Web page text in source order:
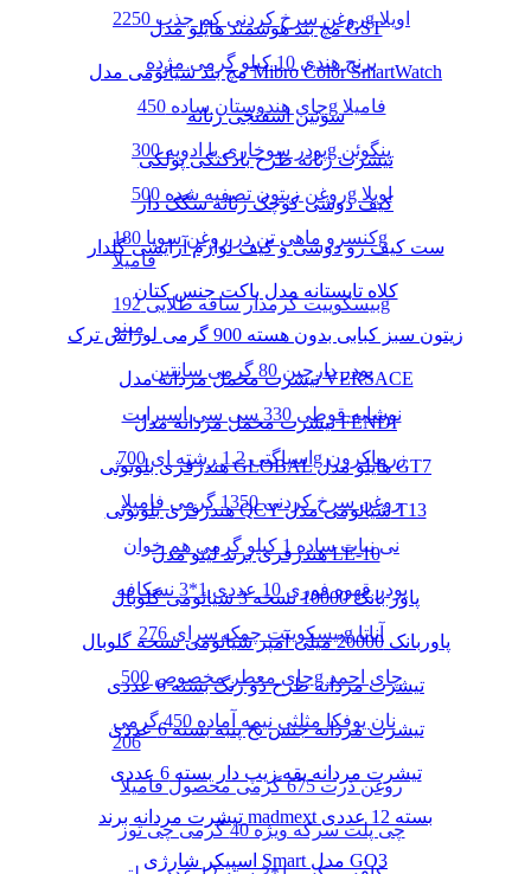
روغن سرخ کردنی کم جذب 2250g اویلا
برنج هندی 10 کیلو گرمی مژده
چای هندوستان ساده 450g فامیلا
پودر سوخاری با ادویه 300g پنگوئن
روغن زیتون تصفیه شده 500g اویلا
کنسرو ماهی تن در روغن سویا 180g
فامیلا
بیسکوییت کرمدار ساقه طلایی 192g
مینو
پودر دارچین 80 گرمی سانتین
نوشابه قوطی 330 سی سی اسپرایت
اسپاگتی 1.2 رشته ای 700g زرماکرون
روغن سرخ کردنی 1350 گرمی فامیلا
نی نبات ساده 1 کیلو گرمی هم خوان
پودر قهوه فوری 10 عددی 1*3 نسکافه
بیسکوییت چمک سرای 276g آناتا
چای معطر مخصوص 500g چای احمد
نان یوفکا مثلثی نیمه آماده 450 گرمی
206
روغن ذرت 675 گرمی محصول فامیلا
چی پلت سرکه ویژه 40 گرمی چی توز
مچ بند هوشمند هایلو مدل GST
مچ بند شیائومی مدل Mibro Color SmartWatch
سوتین اسفنجی زنانه
تیشرت زنانه طرح بادکنکی پولکی
کیف دوشی کوچک زنانه سگک دار
ست کیف رو دوشی و کیف لوازم آرایشی گلدار
کلاه تابستانه مدل باکت جنس کتان
زیتون سبز کبابی بدون هسته 900 گرمی لوراس ترک
تیشرت مخمل مردانه مدل VERSACE
تیشرت مخمل مردانه مدل FENDI
هندزفری بلوتوثی GLOBAL هایلو مدل GT7
هندزفری بلوتوثی QCY شیائومی مدل T13
هندزفری برند لیتو مدل LE-10
پاور بانک 10000 نسخه 3 شیائومی گلوبال
پاوربانک 20000 میلی آمپر شیائومی نسخه گلوبال
تیشرت مردانه طرح دو رنگ بسته 6 عددی
تیشرت مردانه جنس نخ پنبه بسته 6 عددی
تیشرت مردانه یقه زیپ دار بسته 6 عددی
تیشرت مردانه برند madmext بسته 12 عددی
اسپیکر شارژی Smart مدل GO3